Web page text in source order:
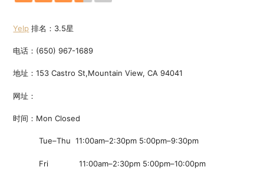
Yelp 排名：3.5星
电话：(650) 967-1689
地址：153 Castro St,Mountain View, CA 94041
网址：
时间：Mon Closed
Tue–Thu 11:00am–2:30pm 5:00pm–9:30pm
Fri 11:00am–2:30pm 5:00pm–10:00pm